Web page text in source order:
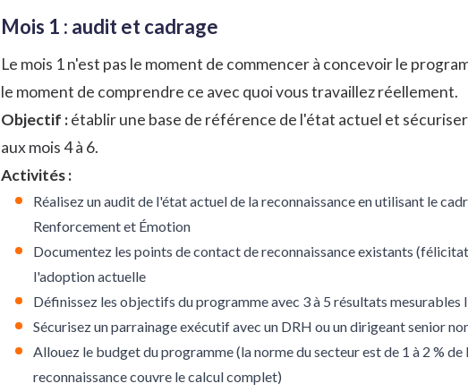
Mois 1 : audit et cadrage
Le mois 1 n'est pas le moment de commencer à concevoir le
le moment de comprendre ce avec quoi vous travaillez réellement.
Objectif :établir une base de référence de l'état actuel et
aux mois 4 à 6.
Activités :
Réalisez un audit de l'état actuel de la reconnaissance en utilisant le
Renforcement et Émotion
Documentez les points de contact de reconnaissance existants
l'adoption actuelle
Définissez les objectifs du programme avec 3 à 5 résultats mesurables
Sécurisez un parrainage exécutif avec un DRH ou un dirigeant senior
Allouez le budget du programme (la norme du secteur est de 1 à 2 %
reconnaissancecouvre le calcul complet)